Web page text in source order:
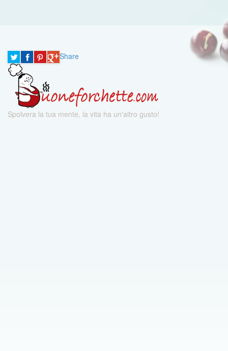
Share
Spolvera la tua mente, la vita ha un'altro gusto!